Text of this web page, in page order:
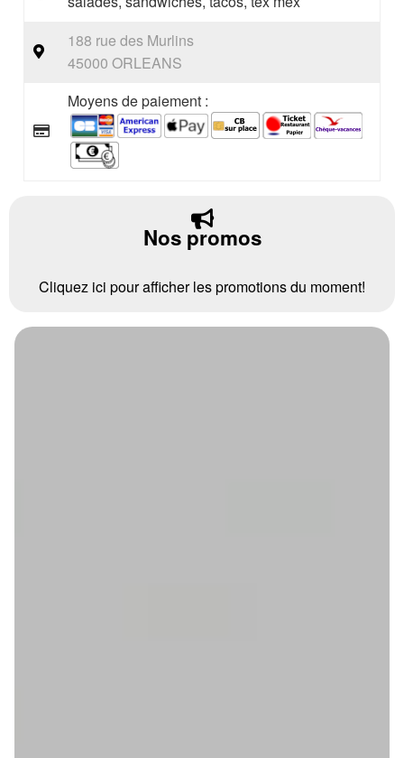
188 rue des Murlins
45000 ORLEANS
Moyens de paiement :
Nos promos
Cliquez ici pour afficher les promotions du moment!